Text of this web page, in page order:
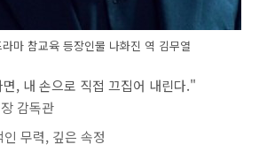
마 참교육 등장인물 나화진 역 김무열
, 내 손으로 직접 끄집어 내린다."
감독관
무력, 깊은 속정